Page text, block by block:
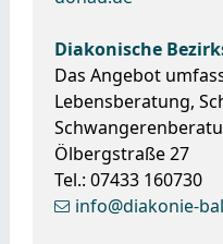
Diakonische
Das Angebot
Lebensberatung,
Ölbergstraße 27
Tel.: 07433 160730
info@diakonie-